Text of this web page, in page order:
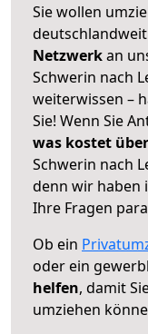
Sie wollen
Netzwerkan
Schwerin nach
weiterwissen –
Sie! Wenn Sie
was kostet
Schwerin nach
denn wir haben
Ihre Fragen
Ob ein
oder ein
helfen, damit
umziehen